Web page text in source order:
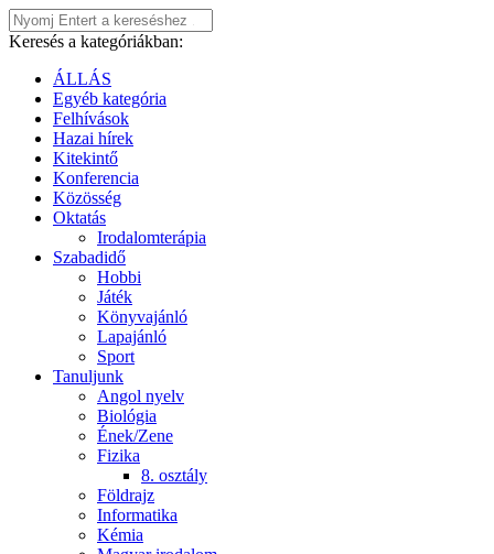
Keresés a kategóriákban:
ÁLLÁS
Egyéb kategória
Felhívások
Hazai hírek
Kitekintő
Konferencia
Közösség
Oktatás
Irodalomterápia
Szabadidő
Hobbi
Játék
Könyvajánló
Lapajánló
Sport
Tanuljunk
Angol nyelv
Biológia
Ének/Zene
Fizika
8. osztály
Földrajz
Informatika
Kémia